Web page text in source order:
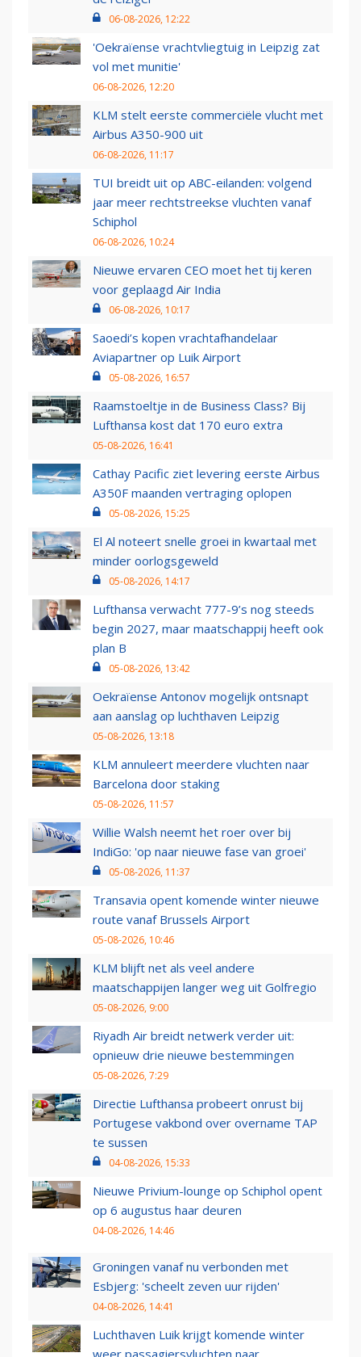
06-08-2026, 12:22
'Oekraïense vrachtvliegtuig in Leipzig zat
vol met munitie'
06-08-2026, 12:20
KLM stelt eerste commerciële vlucht met
Airbus A350-900 uit
06-08-2026, 11:17
TUI breidt uit op ABC-eilanden: volgend
jaar meer rechtstreekse vluchten vanaf
Schiphol
06-08-2026, 10:24
Nieuwe ervaren CEO moet het tij keren
voor geplaagd Air India
06-08-2026, 10:17
Saoedi’s kopen vrachtafhandelaar
Aviapartner op Luik Airport
05-08-2026, 16:57
Raamstoeltje in de Business Class? Bij
Lufthansa kost dat 170 euro extra
05-08-2026, 16:41
Cathay Pacific ziet levering eerste Airbus
A350F maanden vertraging oplopen
05-08-2026, 15:25
El Al noteert snelle groei in kwartaal met
minder oorlogsgeweld
05-08-2026, 14:17
Lufthansa verwacht 777-9’s nog steeds
begin 2027, maar maatschappij heeft ook
plan B
05-08-2026, 13:42
Oekraïense Antonov mogelijk ontsnapt
aan aanslag op luchthaven Leipzig
05-08-2026, 13:18
KLM annuleert meerdere vluchten naar
Barcelona door staking
05-08-2026, 11:57
Willie Walsh neemt het roer over bij
IndiGo: 'op naar nieuwe fase van groei'
05-08-2026, 11:37
Transavia opent komende winter nieuwe
route vanaf Brussels Airport
05-08-2026, 10:46
KLM blijft net als veel andere
maatschappijen langer weg uit Golfregio
05-08-2026, 9:00
Riyadh Air breidt netwerk verder uit:
opnieuw drie nieuwe bestemmingen
05-08-2026, 7:29
Directie Lufthansa probeert onrust bij
Portugese vakbond over overname TAP
te sussen
04-08-2026, 15:33
Nieuwe Privium-lounge op Schiphol opent
op 6 augustus haar deuren
04-08-2026, 14:46
Groningen vanaf nu verbonden met
Esbjerg: 'scheelt zeven uur rijden'
04-08-2026, 14:41
Luchthaven Luik krijgt komende winter